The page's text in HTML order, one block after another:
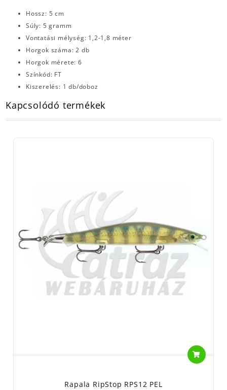
Hossz: 5 cm
Súly: 5 gramm
Vontatási mélység: 1,2-1,8 méter
Horgok száma: 2 db
Horgok mérete: 6
Színkód: FT
Kiszerelés: 1 db/doboz
Kapcsolódó termékek
Rapala RipStop RPS12 PEL